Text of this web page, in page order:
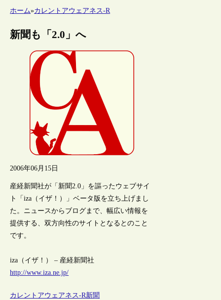
ホーム»カレントアウェアネス-R
新聞も「2.0」へ
2006年06月15日
産経新聞社が「新聞2.0」を謳ったウェブサイ
ト「iza（イザ！）」ベータ版を立ち上げまし
た。ニュースからブログまで、幅広い情報を
提供する、双方向性のサイトとなるとのこと
です。
iza（イザ！） – 産経新聞社
http://www.iza.ne.jp/
カレントアウェアネス-R新聞